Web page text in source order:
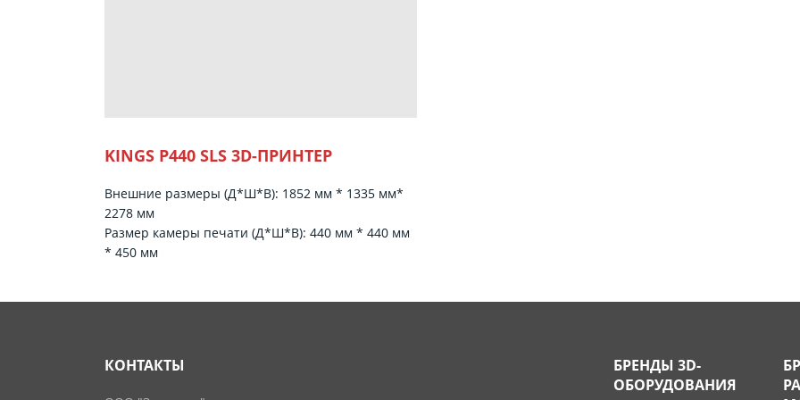
KINGS P440 SLS 3D-ПРИНТЕР
Внешние размеры (Д*Ш*В): 1852 мм * 1335 мм*
2278 мм
Размер камеры печати (Д*Ш*В): 440 мм * 440 мм
* 450 мм
КОНТАКТЫ
БРЕНДЫ 3D-
ОБОРУДОВАНИЯ